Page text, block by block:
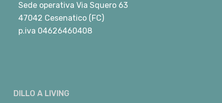
Sede operativa Via Squero 63
47042 Cesenatico (FC)
p.iva 04626460408
DILLO A LIVING